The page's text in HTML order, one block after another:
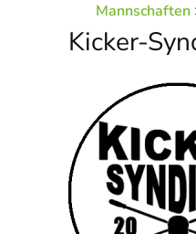
Mannschaften
Kicker-